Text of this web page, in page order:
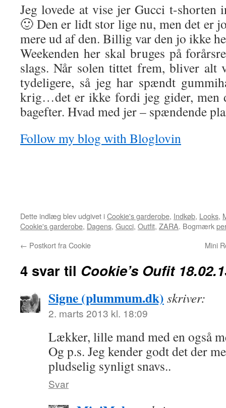
Jeg lovede at vise jer Gucci t-shorten
🙂 Den er lidt stor lige nu, men det er
mere ud af den. Billig var den jo ikke
Weekenden her skal bruges på
slags. Når solen tittet frem, bliver alt
tydeligere, så jeg har spændt
krig…det er ikke fordi jeg gider, men
bagefter. Hvad med jer – spændende
Follow my blog with Bloglovin
Dette indlæg blev udgivet iCookie's garderobe, Indkøb, Looks,
Cookie's garderobe, Dagens, Gucci, Outfit, ZARA. Bogmærk
← Postkort fra Cookie Mini
4 svar til Cookie’s Oufit
Signe (plummum.dk) skriver:
2. marts 2013 kl. 18:09
Lækker, lille mand med en også
Og p.s. Jeg kender godt det der
pludselig synligt snavs..
Svar